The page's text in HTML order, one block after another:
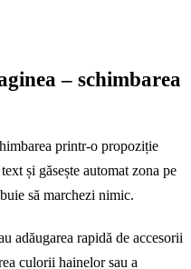
– schimbarea
printr-o propoziție
și găsește automat zona pe
să marchezi nimic.
adăugarea rapidă de accesorii
culorii hainelor sau a